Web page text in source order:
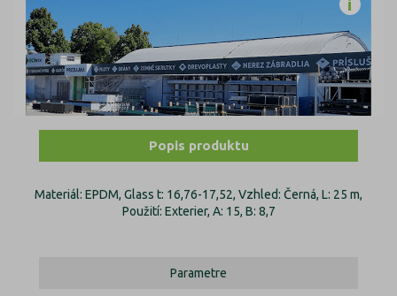
Popis produktu
Materiál: EPDM, Glass t: 16,76-17,52, Vzhled: Černá, L: 25 m,
Použití: Exterier, A: 15, B: 8,7
Parametre